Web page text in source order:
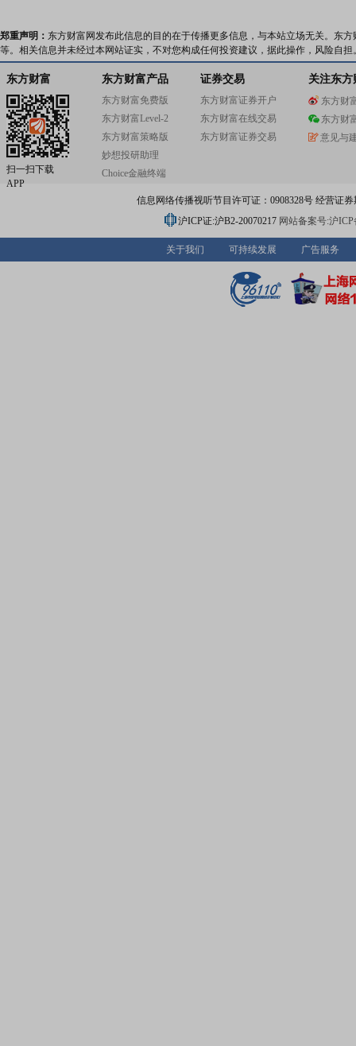
郑重声明： 东方财富网发布此信息的目的在于传播更多信息，与本站立场无关。东
等。相关信息并未经过本网站证实，不对您构成任何投资建议，据此操作，风险自担